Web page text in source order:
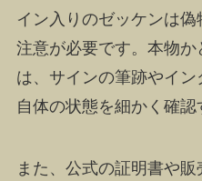
イン入りのゼッケンは偽
注意が必要です。本物
は、サインの筆跡やイ
自体の状態を細かく確認
また、公式の証明書や